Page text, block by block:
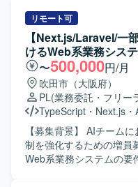
す。 既存機能の改善・
ー、テスト整備を行い
伴うシステム改善を行います。 【開発環境】
ク : Ruby 3.2 / Rails 7.1
TypeScript 5.1 / Apollo
Figma など データベー
(ECS) バージョン管理 :
スク管理 : Slack, Google
リモート可
【Next.js/Laravel/一
けるWeb系業務シス
〜500,000円/月
吹田市（大阪府）
PL(業務委託・フリー
TypeScript ・ Next.js ・
【募集背景】 AIチーム
制を強化するための増員募集とな
Web系業務システムの要